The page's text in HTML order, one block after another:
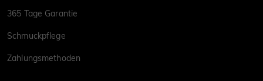
365 Tage Garantie
Schmuckpflege
Zahlungsmethoden